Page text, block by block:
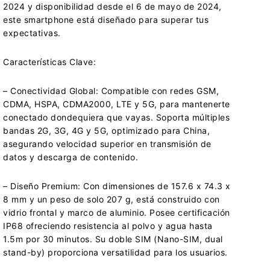
2024 y disponibilidad desde el 6 de mayo de 2024,
este smartphone está diseñado para superar tus
expectativas.
Características Clave:
– Conectividad Global: Compatible con redes GSM,
CDMA, HSPA, CDMA2000, LTE y 5G, para mantenerte
conectado dondequiera que vayas. Soporta múltiples
bandas 2G, 3G, 4G y 5G, optimizado para China,
asegurando velocidad superior en transmisión de
datos y descarga de contenido.
– Diseño Premium: Con dimensiones de 157.6 x 74.3 x
8 mm y un peso de solo 207 g, está construido con
vidrio frontal y marco de aluminio. Posee certificación
IP68 ofreciendo resistencia al polvo y agua hasta
1.5m por 30 minutos. Su doble SIM (Nano-SIM, dual
stand-by) proporciona versatilidad para los usuarios.